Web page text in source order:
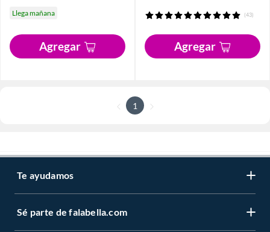
Llega mañana
Agregar
(43)
Agregar
1
Te ayudamos
Sé parte de falabella.com